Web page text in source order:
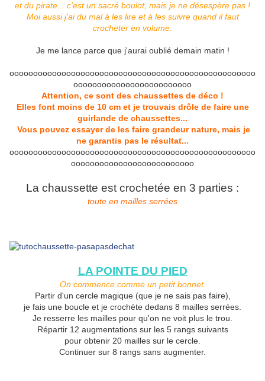
et du pirate... c'est un sacré boulot, mais je ne désespère pas !
Moi aussi j'ai du mal à les lire et à les suivre quand il faut
crocheter en volume.
Je me lance parce que j'aurai oublié demain matin !
oooooooooooooooooooooooooooooooooooooooooooooooooooo
ooooooooooooooooooooooooo
Attention, ce sont des chaussettes de déco !
Elles font moins de 10 cm et je trouvais drôle de faire une
guirlande de chaussettes...
Vous pouvez essayer de les faire grandeur nature, mais je
ne garantis pas le résultat...
oooooooooooooooooooooooooooooooooooooooooooooooooooo
oooooooooooooooooooooooooo
La chaussette est crochetée en 3 parties :
toute en mailles serrées
LA POINTE DU PIED
On commence comme un petit bonnet.
Partir d'un cercle magique (que je ne sais pas faire),
je fais une boucle et je crochète dedans 8 mailles serrées.
Je resserre les mailles pour qu'on ne voit plus le trou.
Répartir 12 augmentations sur les 5 rangs suivants
pour obtenir 20 mailles sur le cercle.
Continuer sur 8 rangs sans augmenter.